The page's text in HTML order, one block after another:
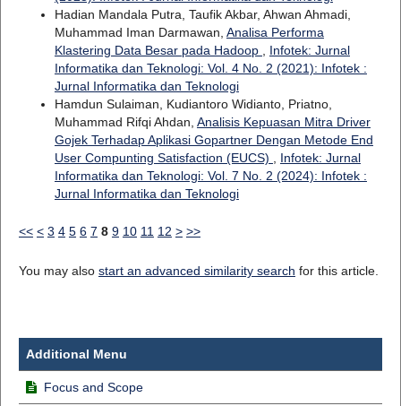
Hadian Mandala Putra, Taufik Akbar, Ahwan Ahmadi,
Muhammad Iman Darmawan, Analisa Performa
Klastering Data Besar pada Hadoop
Infotek: Jurnal
Informatika dan Teknologi: Vol. 4 No. 2 (2021): Infotek :
Jurnal Informatika dan Teknologi
Hamdun Sulaiman, Kudiantoro Widianto, Priatno,
Muhammad Rifqi Ahdan, Analisis Kepuasan Mitra Driver
Gojek Terhadap Aplikasi Gopartner Dengan Metode End
User Compunting Satisfaction (EUCS)
Infotek: Jurnal
Informatika dan Teknologi: Vol. 7 No. 2 (2024): Infotek :
Jurnal Informatika dan Teknologi
<< < 3 4 5 6 7 8 9 10 11 12 > >>
You may also start an advanced similarity search for this article.
Additional Menu
Focus and Scope